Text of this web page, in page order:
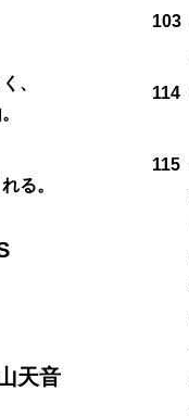
、
る。
天音
103
114
115